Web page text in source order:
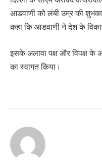
आडवाणी को लंबी उम्र की
कहा कि आडवाणी ने देश के
इसके अलावा पक्ष और विपक्ष
का स्वागत किया।